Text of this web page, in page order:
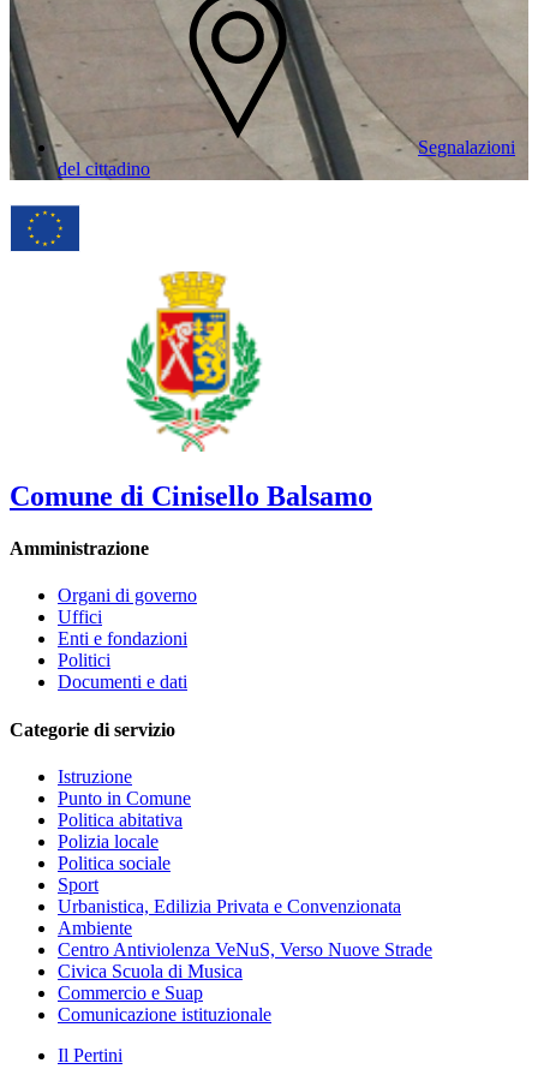
Segnalazioni
del cittadino
Comune di Cinisello Balsamo
Amministrazione
Organi di governo
Uffici
Enti e fondazioni
Politici
Documenti e dati
Categorie di servizio
Istruzione
Punto in Comune
Politica abitativa
Polizia locale
Politica sociale
Sport
Urbanistica, Edilizia Privata e Convenzionata
Ambiente
Centro Antiviolenza VeNuS, Verso Nuove Strade
Civica Scuola di Musica
Commercio e Suap
Comunicazione istituzionale
Il Pertini